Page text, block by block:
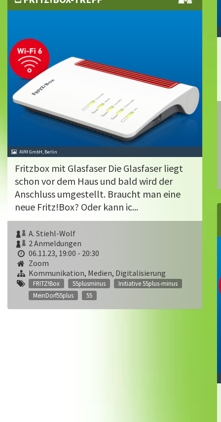
AVM GmbH, Berlin
Fritzbox mit Glasfaser Die Glasfaser liegt
schon vor dem Haus und bald wird der
Anschluss umgestellt. Braucht man eine
neue Fritz!Box? Oder kann ic...
A. Stiehl-Wolf
2 Anmeldungen
06.11.23, 19:00 - 20:30
Zoom
Kommunikation, Medien, Digitalisierung
FRITZ!Box 55plusminus
Initiative 55plus-minus
MeinDorf55plus
55